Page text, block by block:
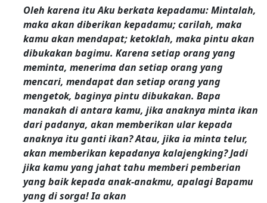
Oleh karena itu Aku berkata kepadamu: Mintalah,
maka akan diberikan kepadamu; carilah, maka
kamu akan mendapat; ketoklah, maka pintu akan
dibukakan bagimu. Karena setiap orang yang
meminta, menerima dan setiap orang yang
mencari, mendapat dan setiap orang yang
mengetok, baginya pintu dibukakan. Bapa
manakah di antara kamu, jika anaknya minta ikan
dari padanya, akan memberikan ular kepada
anaknya itu ganti ikan? Atau, jika ia minta telur,
akan memberikan kepadanya kalajengking? Jadi
jika kamu yang jahat tahu memberi pemberian
yang baik kepada anak-anakmu, apalagi Bapamu
yang di sorga! Ia akan